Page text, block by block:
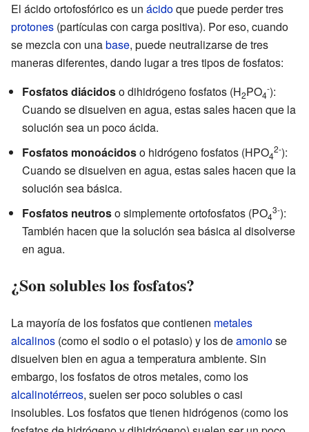
El ácido ortofosfórico es un ácidoque puede perder tres
protones (partículas con carga positiva). Por eso, cuando
se mezcla con unabase, puede neutralizarse de tres
maneras diferentes, dando lugar a tres tipos de fosfatos:
Fosfatos diácidoso dihidrógeno fosfatos (H2PO4
-):
Cuando se disuelven en agua, estas sales hacen que la
solución sea un poco ácida.
Fosfatos monoácidoso hidrógeno fosfatos (HPO4
2-):
Cuando se disuelven en agua, estas sales hacen que la
solución sea básica.
Fosfatos neutroso simplemente ortofosfatos (PO4
3-):
También hacen que la solución sea básica al disolverse
en agua.
¿Son solubles los fosfatos?
La mayoría de los fosfatos que contienen metales
alcalinos (como el sodio o el potasio) y los deamoniose
disuelven bien en agua a temperatura ambiente. Sin
embargo, los fosfatos de otros metales, como los
alcalinotérreos, suelen ser poco solubles o casi
insolubles. Los fosfatos que tienen hidrógenos (como los